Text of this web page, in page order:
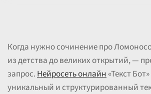
Когда нужно сочинение про
из детства до великих открытий, —
запрос.Нейросеть онлайн«Текст
уникальный и структурированный